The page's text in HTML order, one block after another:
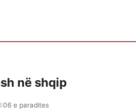
në shqip
e paradites